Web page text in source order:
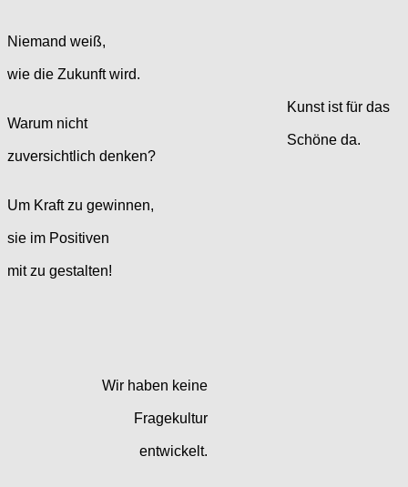
Niemand weiß,
wie die Zukunft wird.
Warum nicht
zuversichtlich denken?
Um Kraft zu gewinnen,
sie im Positiven
mit zu gestalten!
Kunst ist für das
Schöne da.
Wir haben keine
Fragekultur
entwickelt.